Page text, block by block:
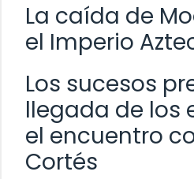
La caída de
el Imperio
Los sucesos
llegada de los
el encuentro
Cortés